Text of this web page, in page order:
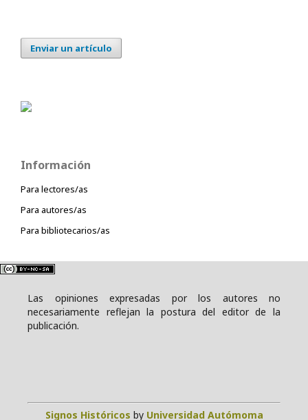
Enviar un artículo
Información
Para lectores/as
Para autores/as
Para bibliotecarios/as
Las opiniones expresadas por los autores no
necesariamente reflejan la postura del editor de la
publicación.
Signos Históricos by Universidad Autómoma